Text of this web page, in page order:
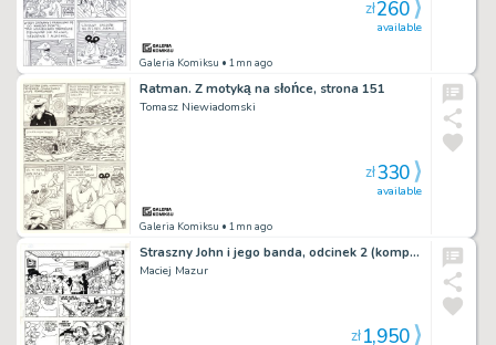
Galeria Komiksu • 1mn ago
available
zł260
Ratman. Z motyką na słońce, strona 151
Tomasz Niewiadomski
Galeria Komiksu • 1mn ago
available
zł330
Straszny John i jego banda, odcinek 2 (komplet – tusz i kolor)
Maciej Mazur
zł1,950